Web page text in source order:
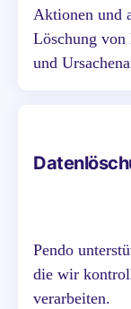
Aktionen und
Löschung von
und
Pendo
die wir
verarbeiten.